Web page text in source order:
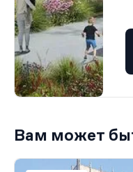
Вам может